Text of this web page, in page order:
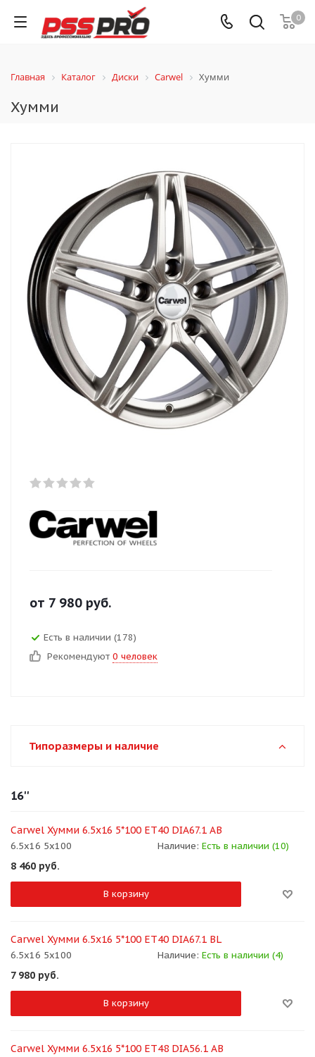
0
Главная Каталог Диски Carwel Хумми
Хумми
от 7 980 руб.
Есть в наличии (178)
Рекомендуют 0 человек
Типоразмеры и наличие
16''
Carwel Хумми 6.5x16 5*100 ET40 DIA67.1 AB
6.5x16 5x100 Наличие: Есть в наличии (10)
8 460 руб.
В корзину
Carwel Хумми 6.5x16 5*100 ET40 DIA67.1 BL
6.5x16 5x100 Наличие: Есть в наличии (4)
7 980 руб.
В корзину
Carwel Хумми 6.5x16 5*100 ET48 DIA56.1 AB